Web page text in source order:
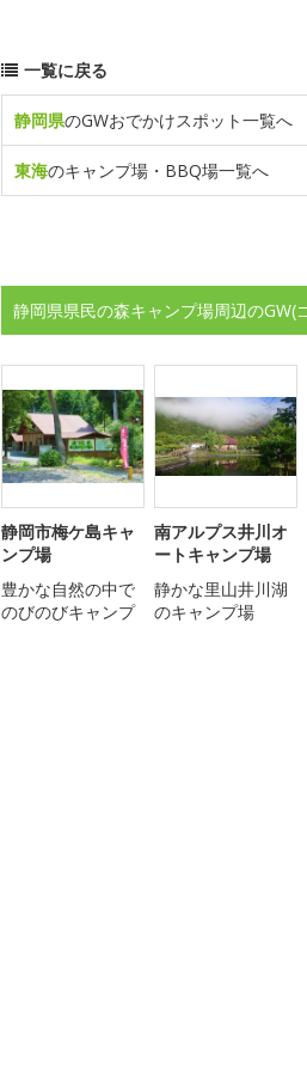
一覧に戻る
静岡県のGWおでかけスポット一覧へ
東海のキャンプ場・BBQ場一覧へ
静岡県県民の森キャンプ場周辺のGW(
静岡市梅ケ島キャ
ンプ場
豊かな自然の中で
のびのびキャンプ
南アルプス井川オ
ートキャンプ場
静かな里山井川湖
のキャンプ場